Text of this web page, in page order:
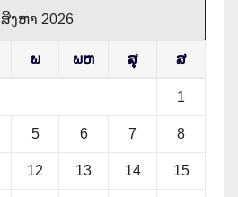
ສິງຫາ 2026
ພ ພຫ ສຸ ສ
1
5 6 7 8
12 13 14 15